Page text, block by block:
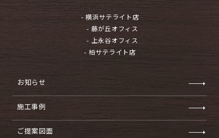
- 横浜サテライト店
- 藤が丘オフィス
- 上永谷オフィス
- 柏サテライト店
お知らせ
施工事例
ご提案図面